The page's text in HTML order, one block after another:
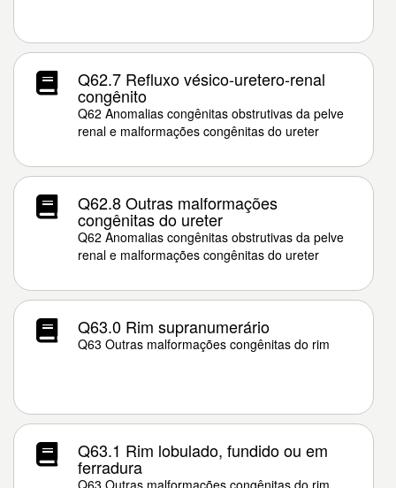
Q62.7 Refluxo vésico-uretero-renal
congênito
Q62 Anomalias congênitas obstrutivas da pelve
renal e malformações congênitas do ureter
Q62.8 Outras malformações
congênitas do ureter
Q62 Anomalias congênitas obstrutivas da pelve
renal e malformações congênitas do ureter
Q63.0 Rim supranumerário
Q63 Outras malformações congênitas do rim
Q63.1 Rim lobulado, fundido ou em
ferradura
Q63 Outras malformações congênitas do rim